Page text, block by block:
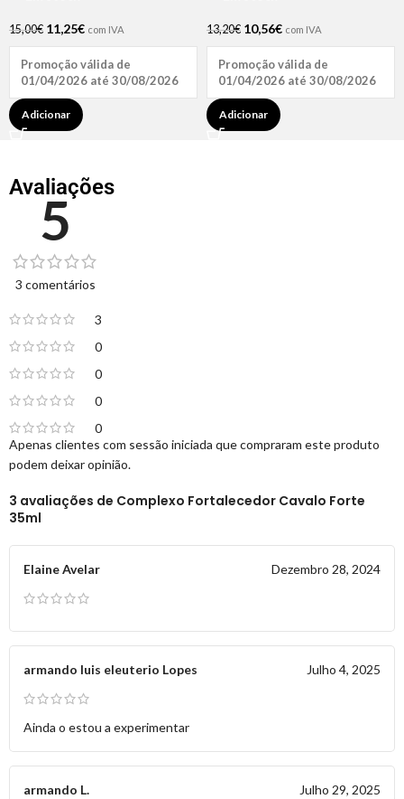
15,00€ 11,25€ com IVA
Promoção válida de
01/04/2026 até 30/08/2026
Adicionar
13,20€ 10,56€ com IVA
Promoção válida de
01/04/2026 até 30/08/2026
Adicionar
Avaliações
5
3 comentários
3
0
0
0
0
3 avaliações de Complexo Fortalecedor Cavalo Forte
35ml
Elaine Avelar Dezembro 28, 2024
armando luis eleuterio Lopes Julho 4, 2025
Ainda o estou a experimentar
armando L. Julho 29, 2025
Apenas clientes com sessão iniciada que compraram este produto
podem deixar opinião.